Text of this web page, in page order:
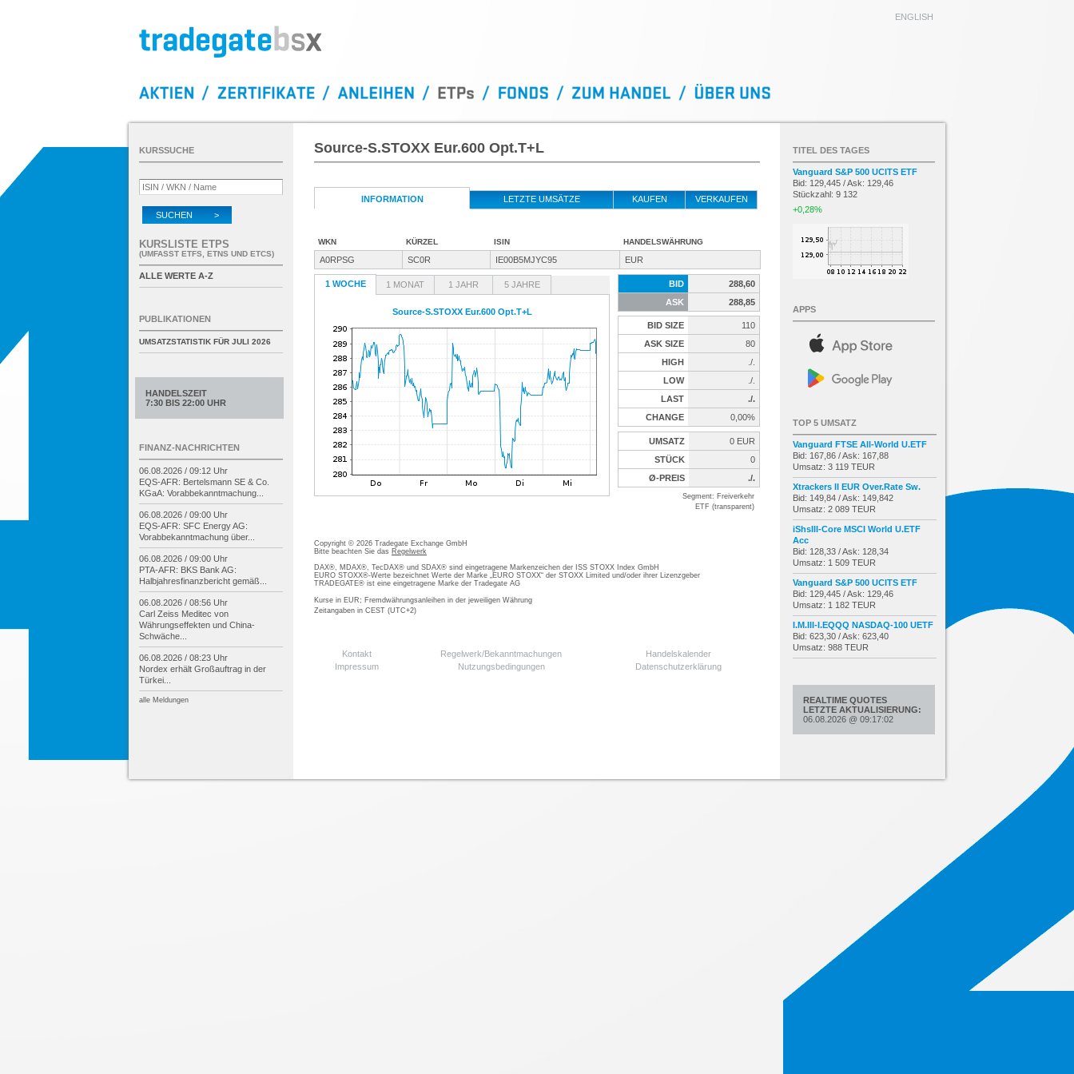
ENGLISH
Source-S.STOXX Eur.600 Opt.T+L
INFORMATION LETZTE UMSÄTZE KAUFEN VERKAUFEN
WKN KÜRZEL ISIN HANDELSWÄHRUNG
A0RPSG SC0R IE00B5MJYC95 EUR
1 WOCHE 1 MONAT 1 JAHR 5 JAHRE
Source-S.STOXX Eur.600 Opt.T+L
BID
288,60
ASK
288,85
BID SIZE
110
ASK SIZE
80
HIGH
./.
LOW
./.
LAST
./.
CHANGE
0,00%
UMSATZ
0 EUR
STÜCK
0
Ø-PREIS
./.
Segment: Freiverkehr
ETF (transparent)
Copyright © 2026 Tradegate Exchange GmbH
Bitte beachten Sie das Regelwerk
DAX®, MDAX®, TecDAX® und SDAX® sind eingetragene Markenzeichen der ISS STOXX Index GmbH
EURO STOXX®-Werte bezeichnet Werte der Marke „EURO STOXX“ der STOXX Limited und/oder ihrer Lizenzgeber
TRADEGATE® ist eine eingetragene Marke der Tradegate AG
Kurse in EUR; Fremdwährungsanleihen in der jeweiligen Währung
Zeitangaben in CEST (UTC+2)
Kontakt Regelwerk/Bekanntmachungen
Handelskalender
Impressum
Nutzungsbedingungen Datenschutzerklärung
KURSSUCHE
SUCHEN >
KURSLISTE ETPS
(UMFASST ETFS, ETNS UND ETCS)
ALLE WERTE A-Z
PUBLIKATIONEN
UMSATZSTATISTIK FÜR JULI 2026
HANDELSZEIT
7:30 BIS 22:00 UHR
FINANZ-NACHRICHTEN
06.08.2026 / 09:12 Uhr
EQS-AFR: Bertelsmann SE & Co.
KGaA: Vorabbekanntmachung...
06.08.2026 / 09:00 Uhr
EQS-AFR: SFC Energy AG:
Vorabbekanntmachung über...
06.08.2026 / 09:00 Uhr
PTA-AFR: BKS Bank AG:
Halbjahresfinanzbericht gemäß...
06.08.2026 / 08:56 Uhr
Carl Zeiss Meditec von
Währungseffekten und China-
Schwäche...
06.08.2026 / 08:23 Uhr
Nordex erhält Großauftrag in der
Türkei...
alle Meldungen
TITEL DES TAGES
Vanguard S&P 500 UCITS ETF
Bid: 129,445 / Ask: 129,46
Stückzahl: 9 132
+0,28%
APPS
TOP 5 UMSATZ
Vanguard FTSE All-World U.ETF
Bid: 167,86 / Ask: 167,88
Umsatz: 3 119 TEUR
Xtrackers II EUR Over.Rate Sw.
Bid: 149,84 / Ask: 149,842
Umsatz: 2 089 TEUR
iShsIII-Core MSCI World U.ETF
Acc
Bid: 128,33 / Ask: 128,34
Umsatz: 1 509 TEUR
Vanguard S&P 500 UCITS ETF
Bid: 129,445 / Ask: 129,46
Umsatz: 1 182 TEUR
I.M.III-I.EQQQ NASDAQ-100 UETF
Bid: 623,30 / Ask: 623,40
Umsatz: 988 TEUR
REALTIME QUOTES
LETZTE AKTUALISIERUNG:
06.08.2026 @ 09:17:02